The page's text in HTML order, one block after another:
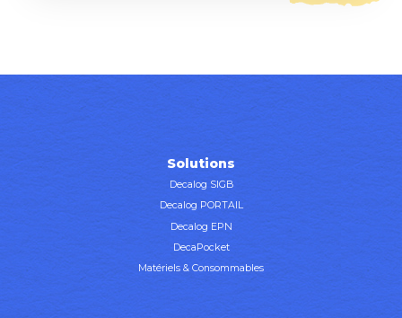
Solutions
Decalog SIGB
Decalog PORTAIL
Decalog EPN
DecaPocket
Matériels & Consommables